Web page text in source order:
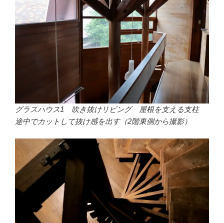
グラスハウス1 吹き抜けリビング 屋根を支える支柱
途中でカットして抜け感を出す（2階東側から撮影）